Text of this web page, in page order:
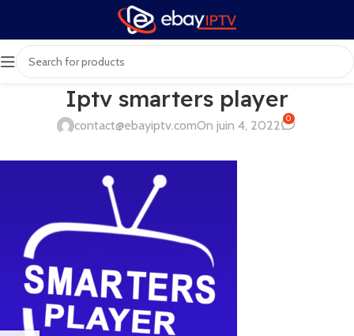
Iptv smarters player
contact@ebayiptv.comOn juin 4, 2022 0